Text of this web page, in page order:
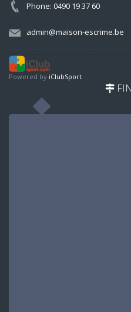
Phone: 0490 19 37 60
admin@maison-escrime.be
Powered by iClubSport